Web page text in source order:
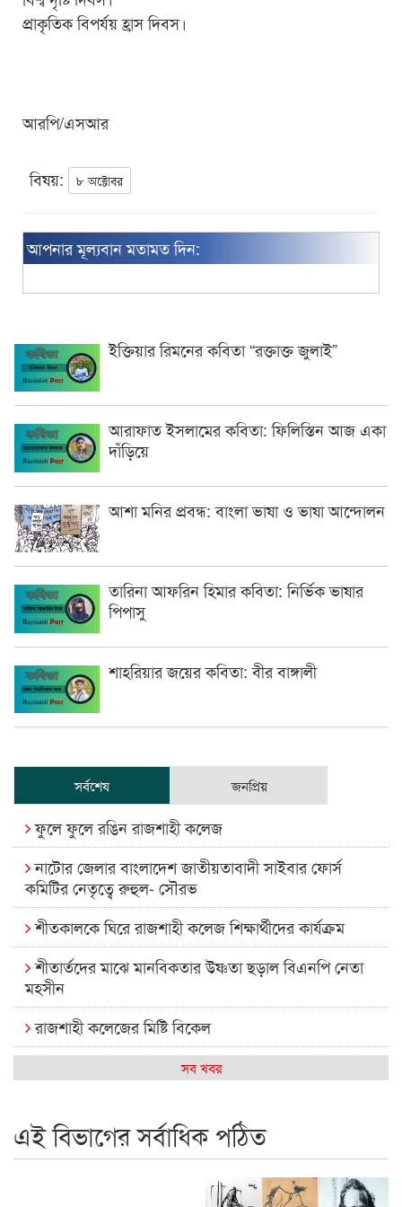
প্রাকৃতিক বিপর্যয় হ্রাস দিবস।
আরপি/এসআর
বিষয়: ৮ অক্টোবর
আপনার মূল্যবান মতামত দিন:
ইক্তিয়ার রিমনের কবিতা “রক্তাক্ত জুলাই”
আরাফাত ইসলামের কবিতা: ফিলিস্তিন আজ একা
দাঁড়িয়ে
আশা মনির প্রবন্ধ: বাংলা ভাষা ও ভাষা আন্দোলন
তারিনা আফরিন হিমার কবিতা: নির্ভিক ভাষার
পিপাসু
শাহরিয়ার জয়ের কবিতা: বীর বাঙ্গালী
সর্বশেষ জনপ্রিয়
ফুলে ফুলে রঙিন রাজশাহী কলেজ
নাটোর জেলার বাংলাদেশ জাতীয়তাবাদী সাইবার ফোর্স
কমিটির নেতৃত্বে রুহুল- সৌরভ
শীতকালকে ঘিরে রাজশাহী কলেজ শিক্ষার্থীদের কার্যক্রম
শীতার্তদের মাঝে মানবিকতার উষ্ণতা ছড়াল বিএনপি নেতা
মহসীন
রাজশাহী কলেজের মিষ্টি বিকেল
কেমন আছে আমাদের দেশের মধ্যবিত্তরা
রাজশাইন একাডেমির ফল প্রকাশ ও পুরস্কার বিতরণ
রাজশাহী কলেজের শিক্ষার্থী শাখাওয়াত পেলেন স্টার এক্সিলেন্স
সব খবর
এই বিভাগের সর্বাধিক পঠিত